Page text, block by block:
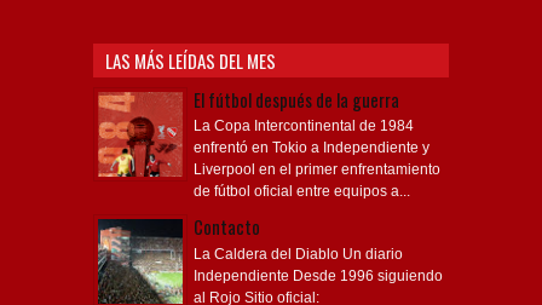
LAS MÁS LEÍDAS DEL MES
El fútbol después de la guerra
La Copa Intercontinental de 1984
enfrentó en Tokio a Independiente y
Liverpool en el primer enfrentamiento
de fútbol oficial entre equipos a...
Contacto
La Caldera del Diablo Un diario
Independiente Desde 1996 siguiendo
al Rojo Sitio oficial: